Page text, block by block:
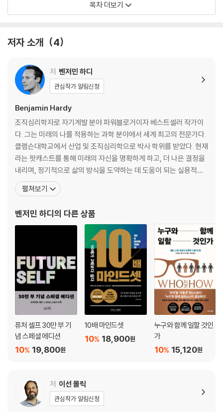
위협 3: 주변 환경을 인식하지 못하면 아무 길이나 가게 된다
위협 6: 경기장에 들어가지 않으면 당연히 패배다
KEY POINT: 미래의 나에 대한 위협
Part2 미래의 나에 대한 진실 7가지
진실 1: 당신의 미래가 현재를 이끈다
진실 2: 미래의 나는 예상과 다르다
진실 3: 미래의 나는 피리 부는 사람이다
진실 4: 미래의 나를 생생하고 자세하게 그릴수록 더 빠르게 발전한다
진실 5: 미래의 나로서 실패하는 게 현재의 성공보다 낫다
진실 7: 신에 대한 견해가 미래의 나에게 영향을 미친다
Part3 미래의 내가 되는 7단계
1단계: 현실에 맞는 목표를 명확하게 세워라
2단계: 덜 중요한 목표들을 제거하라
3단계: 필요에서 열망으로, 열망에서 앎으로 나아가라
4단계: 원하는 것을 정확하게 요구하라
5단계: 미래의 나를 자동화하고 시스템화하라
6단계: 미래의 나의 일정을 관리하라
7단계: 완벽하지 않더라도 공격적으로 완수하라
KEY POINT: 미래의 내가 되는 단계
30만 부 기념 한국어판 서문 원문
저자 벤저민 하다 줌 라이브 Q&A
참고 문헌
목차 더보기
저자 소개 4
저 벤저민 하디
관심작가 알림신청
Benjamin Hardy
조직심리학자로 자기계발 분야 파워블로거이자 베스트셀러 작가이
다. 그는 미래의 나를 적용하는 과학 분야에서 세계 최고의 전문가다.
클램슨대학교에서 산업 및 조직심리학으로 박사 학위를 받았다. 현재
라는 팟캐스트를 통해 미래의 자신을 명확하게 하고, 더 나은 결정을
내리며, 정기적으로 삶의 방식을 도약하는 데 도움이 되는 실용적인
전략을 공유하고 있다. 그의 블로그는 2015~2018년 동안 글쓰기 플
랫폼인 ‘미디엄’에서 1위에 오르고, 1억 명이 넘는 사람들이 읽었으며,
브스〉, 〈허핑턴 포스트〉, 〈옵
펼쳐보기
벤저민 하디 의 다른 상품
퓨처 셀프 30만 부 기
념 스페셜 에디션
19,800원
10%
10배 마인드셋
18,900원
10%
누구와 함께 일할 것인
가
15,120원
10%
저 이선 몰릭
관심작가 알림신청